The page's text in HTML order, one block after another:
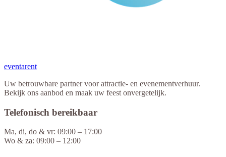
eventarent
Uw betrouwbare partner voor attractie- en evenementverhuur.
Bekijk ons aanbod en maak uw feest onvergetelijk.
Telefonisch bereikbaar
Ma, di, do & vr: 09:00 – 17:00
Wo & za: 09:00 – 12:00